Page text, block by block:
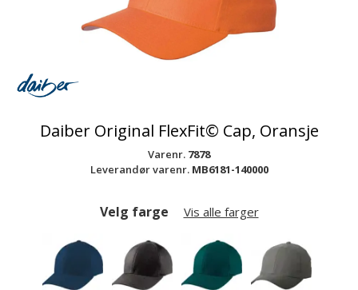
Daiber Original FlexFit© Cap, Oransje
Varenr. 7878
Leverandør varenr. MB6181-140000
Velg farge Vis alle farger